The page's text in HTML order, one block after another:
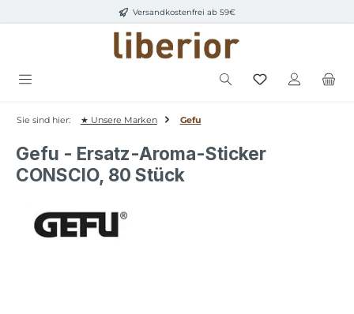
Zum Hauptinhalt springenVersandkostenfrei ab 59€
Sie sind hier: ★ Unsere Marken Gefu
Gefu - Ersatz-Aroma-Sticker
CONSCIO, 80 Stück